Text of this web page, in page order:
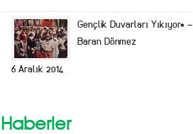
Gençlik Duvarları Yıkıyor* –
Baran Dönmez
6 Aralık 2014
Haberler